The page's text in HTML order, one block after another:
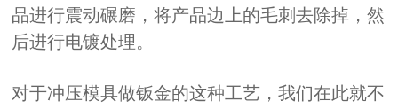
品进行震动碾磨，将产品边上的毛刺去除掉，然
后进行电镀处理。
对于冲压模具做钣金的这种工艺，我们在此就不